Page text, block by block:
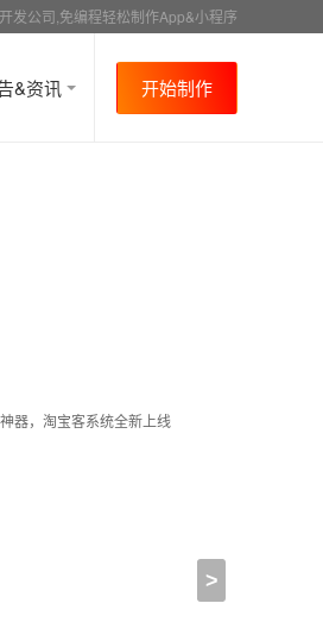
发公司,免编程轻松制作App&小程序
&资讯 开始制作
>